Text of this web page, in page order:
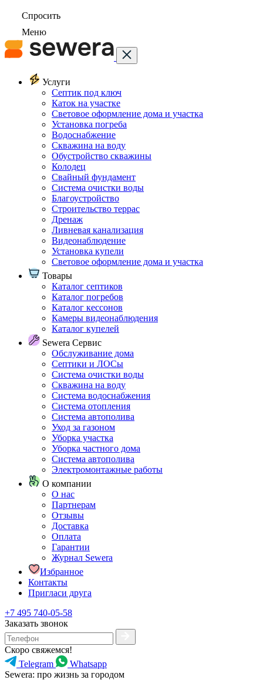
Спросить
Меню
Услуги
Септик под ключ
Каток на участке
Световое оформление дома и участка
Установка погреба
Водоснабжение
Скважина на воду
Обустройство скважины
Колодец
Свайный фундамент
Система очистки воды
Благоустройство
Строительство террас
Дренаж
Ливневая канализация
Видеонаблюдение
Установка купели
Световое оформление дома и участка
Товары
Каталог септиков
Каталог погребов
Каталог кессонов
Камеры видеонаблюдения
Каталог купелей
Sewera Сервис
Обслуживание дома
Септики и ЛОСы
Система очистки воды
Скважина на воду
Система водоснабжения
Система отопления
Система автополива
Уход за газоном
Уборка участка
Уборка частного дома
Система автополива
Электромонтажные работы
О компании
О нас
Партнерам
Отзывы
Доставка
Оплата
Гарантии
Журнал Sewera
Избранное
Контакты
Пригласи друга
+7 495 740-05-58
Заказать звонок
Скоро свяжемся!
Telegram
Whatsapp
Sewera: про жизнь за городом